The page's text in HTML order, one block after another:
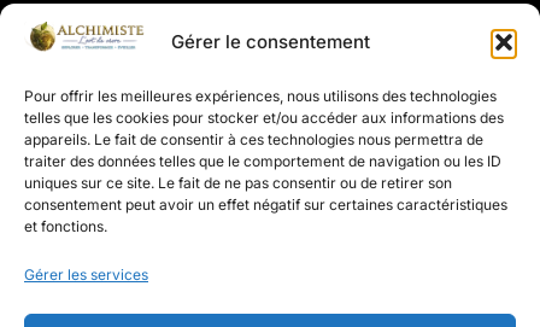
Gérer le consentement
Pour offrir les meilleures expériences, nous utilisons des technologies
telles que les cookies pour stocker et/ou accéder aux informations des
appareils. Le fait de consentir à ces technologies nous permettra de
traiter des données telles que le comportement de navigation ou les ID
uniques sur ce site. Le fait de ne pas consentir ou de retirer son
consentement peut avoir un effet négatif sur certaines caractéristiques
et fonctions.
Gérer les services
Inspiro ThemeparWPZOOM